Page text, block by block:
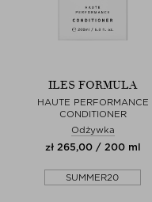
ILES FORMULA
HAUTE PERFORMANCE
CONDITIONER
Odżywka
zł 265,00 / 200 ml
SUMMER20